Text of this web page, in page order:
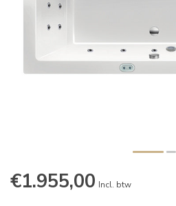
€1.955,00 Incl. btw